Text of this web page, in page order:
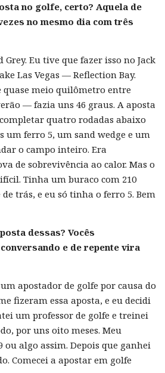
no golfe, certo? Aquela de
no mesmo dia com três
Grey. Eu tive que fazer isso no Jack
Las Vegas — Reflection Bay.
quase meio quilômetro entre
— fazia uns 46 graus. A aposta
quatro rodadas abaixo
um ferro 5, um sand wedge e um
o campo inteiro. Era
de sobrevivência ao calor. Mas o
Tinha um buraco com 210
trás, e eu só tinha o ferro 5. Bem
dessas? Vocês
e de repente vira
apostador de golfe por causa do
fizeram essa aposta, e eu decidi
um professor de golfe e treinei
por uns oito meses. Meu
ou algo assim. Depois que ganhei
Comecei a apostar em golfe